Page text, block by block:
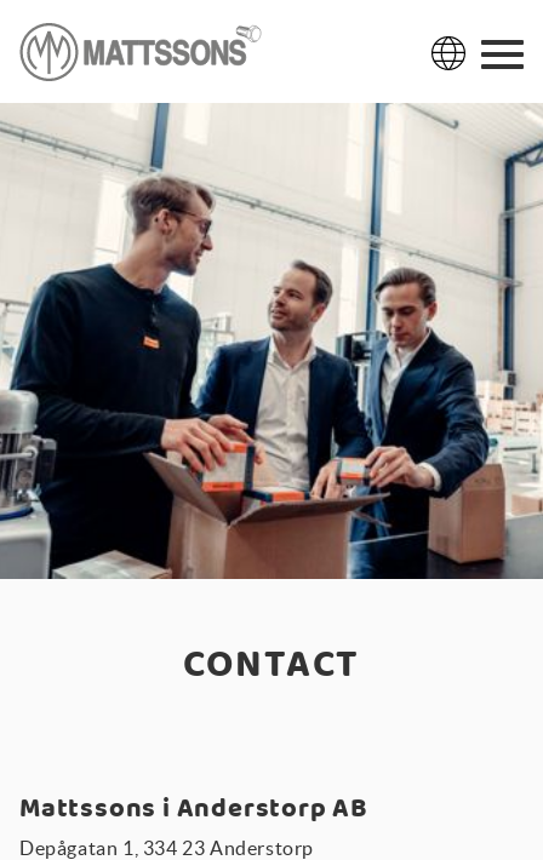
CONTACT
Mattssons i Anderstorp AB
Depågatan 1, 334 23 Anderstorp